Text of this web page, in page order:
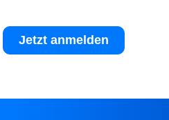
Jetzt anmelden